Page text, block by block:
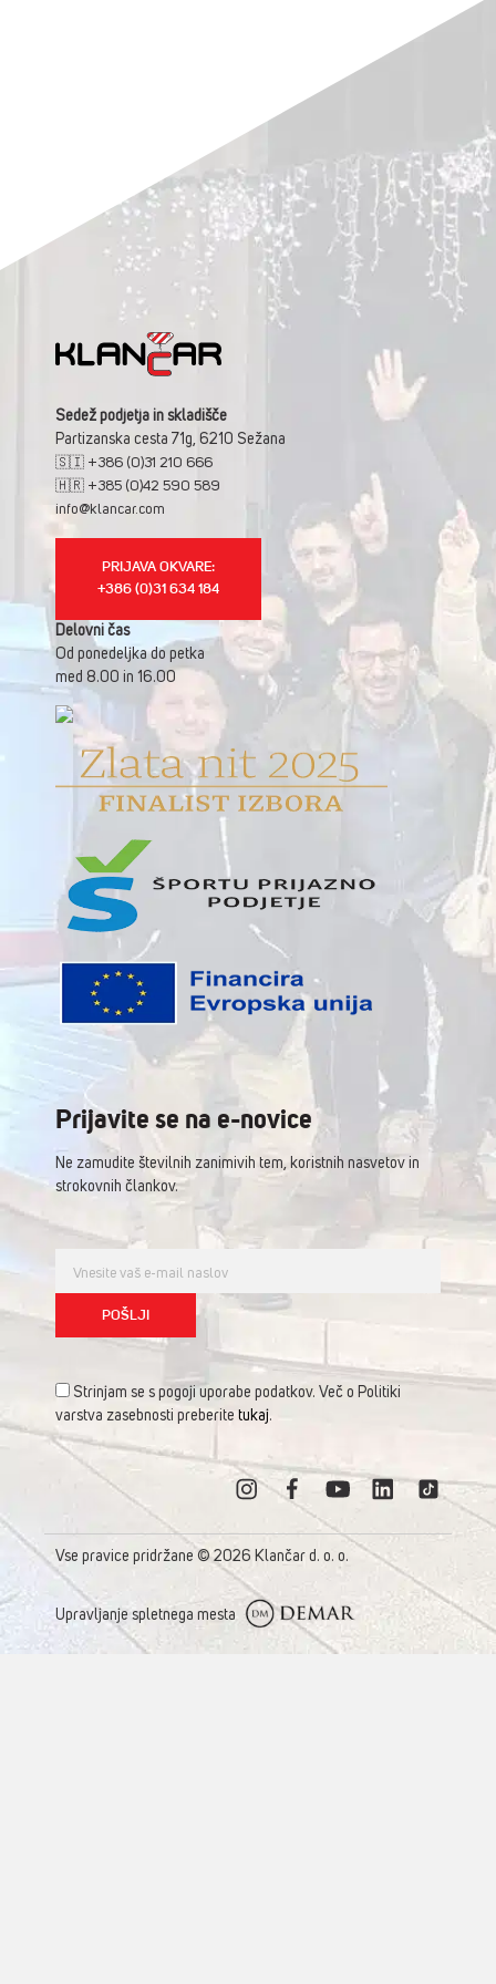
Sedež podjetja in skladišče
Partizanska cesta 71g, 6210 Sežana
🇸🇮 +386 (0)31 210 666
🇭🇷 +385 (0)42 590 589
info@klancar.com
PRIJAVA OKVARE:
+386 (0)31 634 184
Delovni čas
Od ponedeljka do petka
med 8.00 in 16.00
Prijavite se na e-novice
Ne zamudite številnih zanimivih tem, koristnih nasvetov in
strokovnih člankov.
Strinjam se s pogoji uporabe podatkov. Več o Politiki
varstva zasebnosti preberite tukaj.
Vse pravice pridržane © 2026 Klančar d. o. o.
Upravljanje spletnega mesta